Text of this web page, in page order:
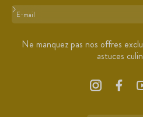
Format : adresse@email.com
Ne manquez pas nos offres
astuces